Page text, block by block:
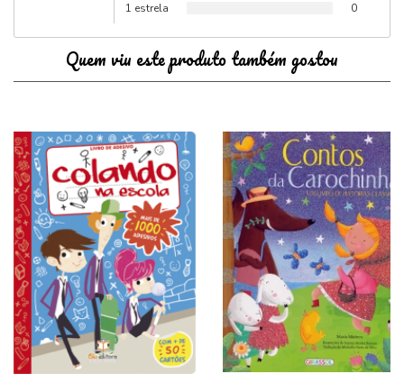
1 estrela
0
Quem viu este produto também gostou